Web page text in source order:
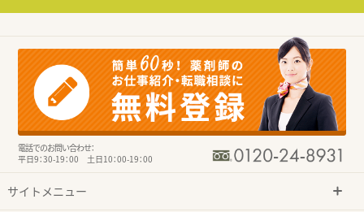
電話でのお問い合わせ：
平日9：30-19：00 土日10：00-19：00
サイトメニュー